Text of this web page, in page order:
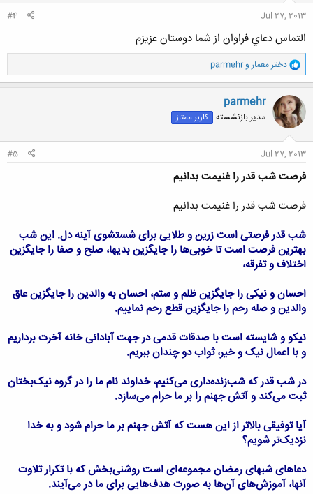
Jul 27, 2013
#4
التماس دعاي فراوان از شما دوستان عزيزم
و
ا
ک
ن
ش
ه
ا
دختر معماروparmehr
parmehr
مدیر بازنشسته کاربر ممتاز
Jul 27, 2013
#5
فرصت شب قدر را غنیمت بدانیم
فرصت شب قدر را غنیمت بدانیم
شب قدر فرصتی است زرین و طلایی برای شستشوی آینه دل. این شب
بهترین فرصت است تا خوبی‌ها را جایگزین بدیها، صلح و صفا را جایگزین
اختلاف و تفرقه،
احسان و نیکی را جایگزین ظلم و ستم، احسان به والدین را جایگزین عاق
والدین و صله رحم را جایگزین قطع رحم نماییم.
نیکو و شایسته است با صدقات قدمی در جهت آبادانی خانه آخرت برداریم
و با اعمال نیک و خیر، ثواب دو چندان ببریم.
در شب قدر که شب‌زنده‌داری می‌کنیم، خداوند نام ما را در گروه نیک‌بختان
ثبت می‌کند و آتش جهنم را بر ما حرام می‌سازد.
آیا توفیقی بالاتر از این هست که آتش جهنم بر ما حرام شود و به خدا
نزدیک‌تر شویم؟
دعاهای شبهای رمضان مجموعه‌ای است روشنی‌بخش که با تکرار تلاوت
آنها، آموزش‌های آن‌ها به صورت هدف‌هایی برای ما در می‌آیند.